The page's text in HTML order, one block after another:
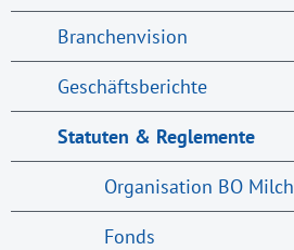
Branchenvision
Geschäftsberichte
Statuten & Reglemente
Organisation BO Milch
Fonds